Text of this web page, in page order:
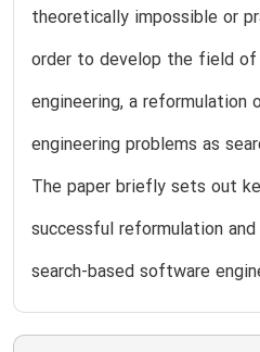
theoretically impossible or
order to develop the field
engineering, a
engineering problems as
The paper briefly sets out
successful reformulation
search-based software